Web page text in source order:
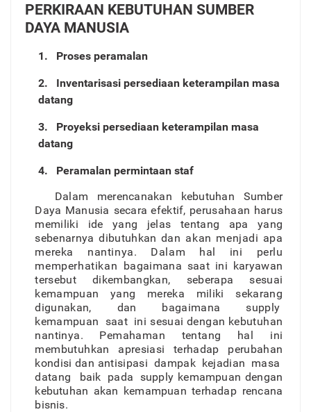
PERKIRAAN KEBUTUHAN SUMBER
DAYA MANUSIA
1. Proses peramalan
2. Inventarisasi persediaan keterampilan masa
datang
3. Proyeksi persediaan keterampilan masa
datang
4. Peramalan permintaan staf
Dalam merencanakan kebutuhan Sumber
Daya Manusia secaraefektif, perusahaan harus
memiliki ide yang jelas tentang apa yang
sebenarnyadibutuhkan dan akan menjadi apa
mereka nantinya. Dalam hal ini perlu
memperhatikan bagaimana saat ini karyawan
tersebut dikembangkan, seberapasesuai
kemampuanyang mereka milikisekarang
digunakan, dan bagaimanasupply
kemampuan saat inisesuaidengan kebutuhan
nantinya. Pemahaman tentang hal ini
membutuhkan apresiasiterhadap perubahan
kondisi dan antisipasi dampak kejadian masa
datang baik pada supply kemampuan dengan
kebutuhan akan kemampuanterhadap rencana
bisnis.